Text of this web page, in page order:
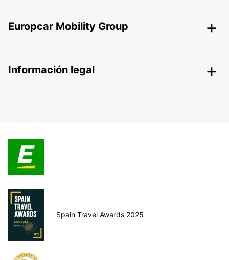
Europcar Mobility Group
Información legal
Spain Travel Awards 2025